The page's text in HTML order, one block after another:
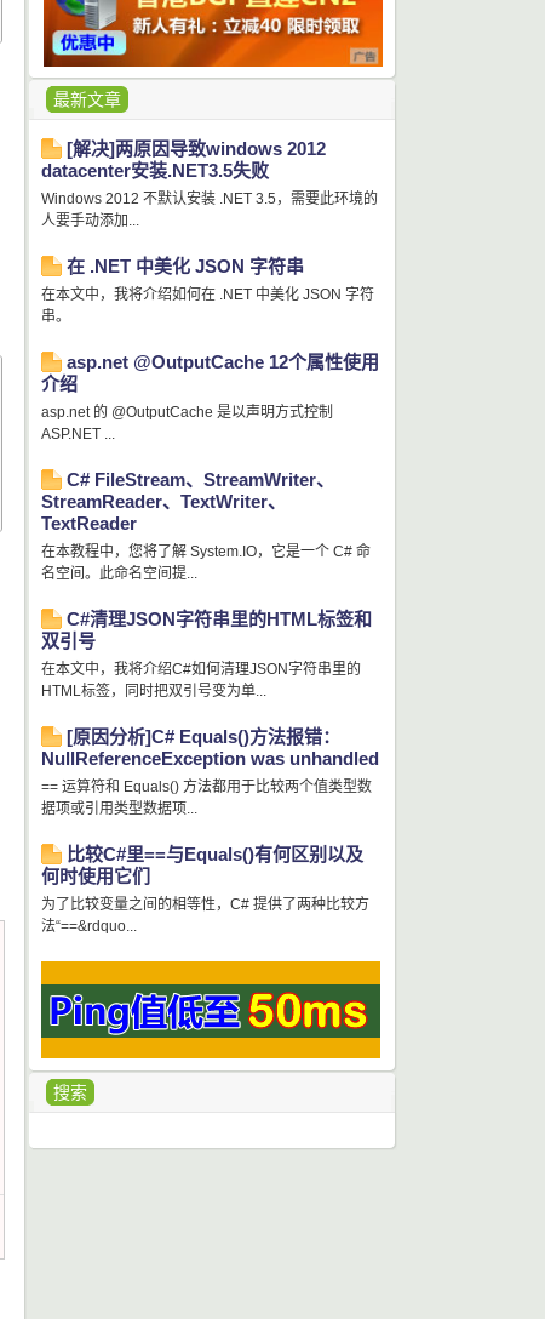
最新文章
[解决]两原因导致windows 2012
datacenter安装.NET3.5失败
Windows 2012 不默认安装 .NET 3.5，需要此环境的
人要手动添加...
在 .NET 中美化 JSON 字符串
在本文中，我将介绍如何在 .NET 中美化 JSON 字符
串。
asp.net @OutputCache 12个属性使用
介绍
asp.net 的 @OutputCache 是以声明方式控制
ASP.NET ...
C# FileStream、StreamWriter、
StreamReader、TextWriter、
TextReader
在本教程中，您将了解 System.IO，它是一个 C# 命
名空间。此命名空间提...
C#清理JSON字符串里的HTML标签和
双引号
在本文中，我将介绍C#如何清理JSON字符串里的
HTML标签，同时把双引号变为单...
[原因分析]C# Equals()方法报错：
NullReferenceException was unhandled
== 运算符和 Equals() 方法都用于比较两个值类型数
据项或引用类型数据项...
比较C#里==与Equals()有何区别以及
何时使用它们
为了比较变量之间的相等性，C# 提供了两种比较方
法“==&rdquo...
搜索